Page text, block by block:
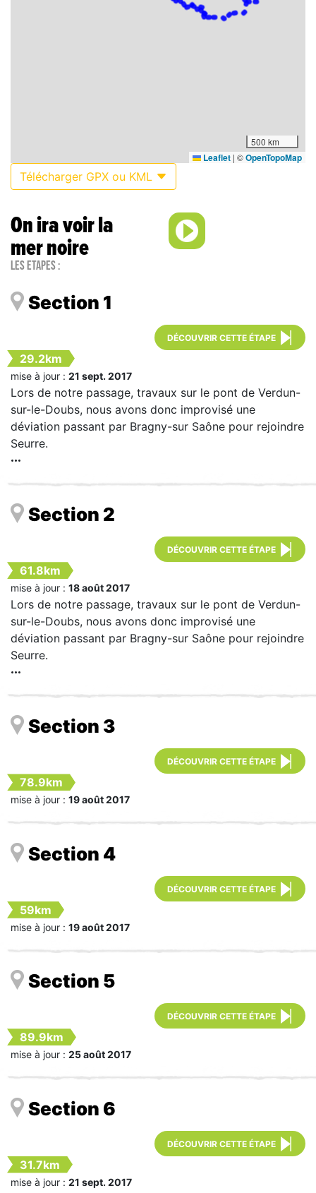
500 km
Leaflet | ©OpenTopoMap
Télécharger GPX ou KML
On ira voir la
mer noire
Les étapes :
Section 1
DÉCOUVRIR CETTE ÉTAPE
29.2km
mise à jour : 21 sept. 2017
Lors de notre passage, travaux sur le pont de Verdun-
sur-le-Doubs, nous avons donc improvisé une
déviation passant par Bragny-sur Saône pour rejoindre
Seurre.
Section 2
DÉCOUVRIR CETTE ÉTAPE
61.8km
mise à jour : 18 août 2017
Lors de notre passage, travaux sur le pont de Verdun-
sur-le-Doubs, nous avons donc improvisé une
déviation passant par Bragny-sur Saône pour rejoindre
Seurre.
Section 3
DÉCOUVRIR CETTE ÉTAPE
78.9km
mise à jour : 19 août 2017
Section 4
DÉCOUVRIR CETTE ÉTAPE
59km
mise à jour : 19 août 2017
Section 5
DÉCOUVRIR CETTE ÉTAPE
89.9km
mise à jour : 25 août 2017
Section 6
DÉCOUVRIR CETTE ÉTAPE
31.7km
mise à jour : 21 sept. 2017